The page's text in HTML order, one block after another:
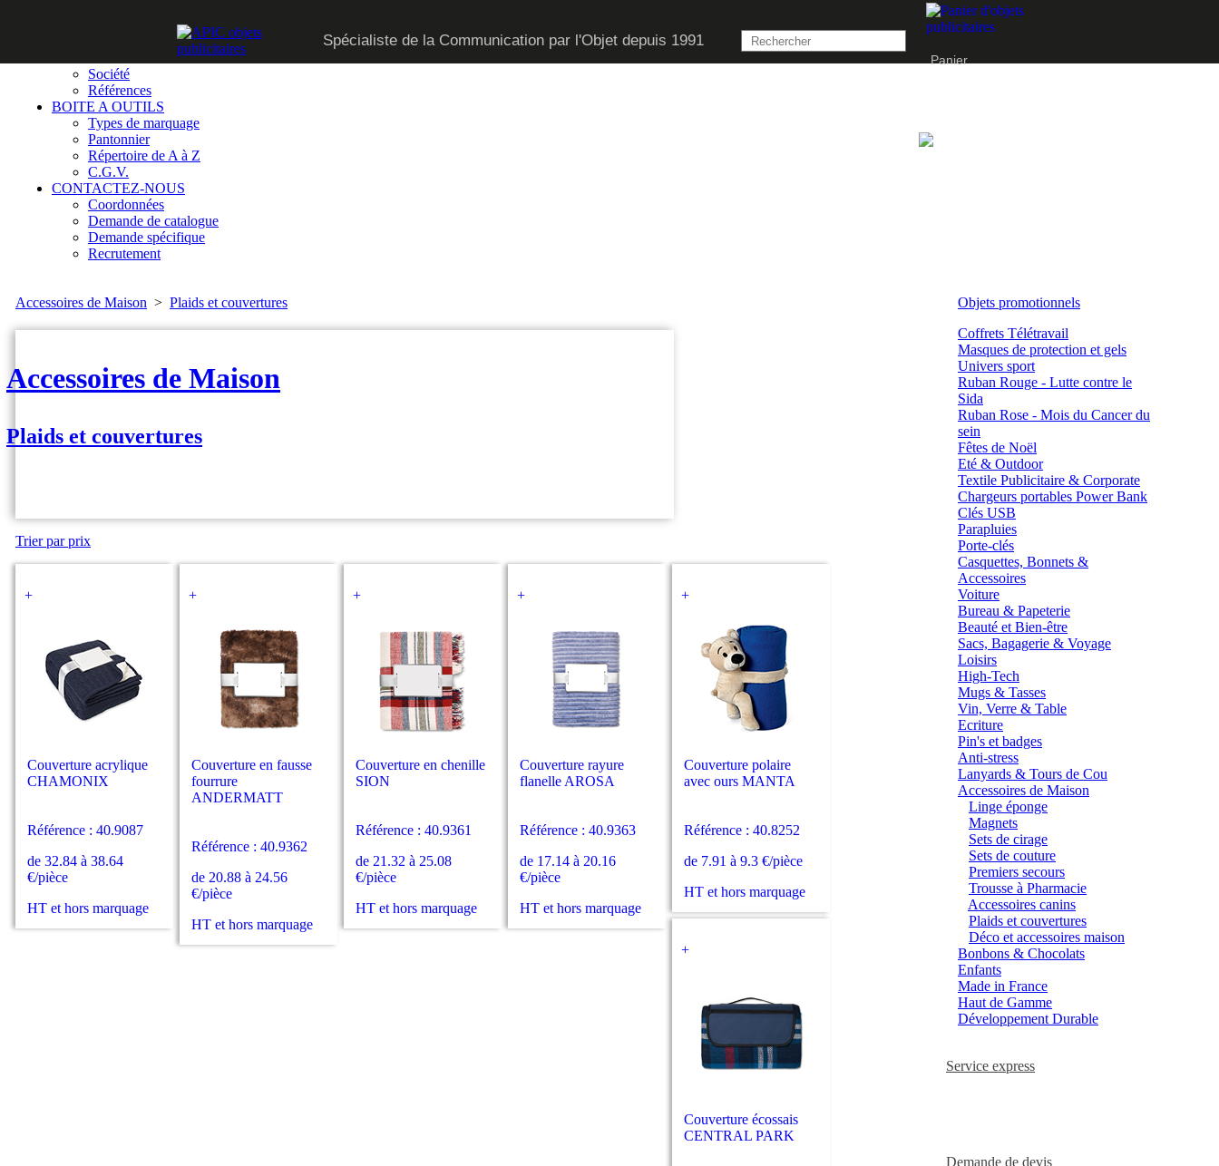
Spécialiste de la Communication par l'Objet depuis 1991
Panier
QUI SOMMES-NOUS
Société
Références
BOITE A OUTILS
Types de marquage
Pantonnier
Répertoire de A à Z
C.G.V.
CONTACTEZ-NOUS
Coordonnées
Demande de catalogue
Demande spécifique
Recrutement
Accessoires de Maison > Plaids et couvertures
Accessoires de Maison
Plaids et couvertures
Trier par prix
+
Couverture acrylique
CHAMONIX
Référence : 40.9087
de 32.84 à 38.64
€/pièce
HT et hors marquage
+
Couverture en fausse
fourrure
ANDERMATT
Référence : 40.9362
de 20.88 à 24.56
€/pièce
HT et hors marquage
+
Couverture en chenille
SION
Référence : 40.9361
de 21.32 à 25.08
€/pièce
HT et hors marquage
+
Couverture rayure
flanelle AROSA
Référence : 40.9363
de 17.14 à 20.16
€/pièce
HT et hors marquage
+
Couverture polaire
avec ours MANTA
Référence : 40.8252
de 7.91 à 9.3 €/pièce
HT et hors marquage
+
Couverture écossais
CENTRAL PARK
Objets promotionnels
Coffrets Télétravail
Masques de protection et gels
Univers sport
Ruban Rouge - Lutte contre le
Sida
Ruban Rose - Mois du Cancer du
sein
Fêtes de Noël
Eté & Outdoor
Textile Publicitaire & Corporate
Chargeurs portables Power Bank
Clés USB
Parapluies
Porte-clés
Casquettes, Bonnets &
Accessoires
Voiture
Bureau & Papeterie
Beauté et Bien-être
Sacs, Bagagerie & Voyage
Loisirs
High-Tech
Mugs & Tasses
Vin, Verre & Table
Ecriture
Pin's et badges
Anti-stress
Lanyards & Tours de Cou
Accessoires de Maison
Linge éponge
Magnets
Sets de cirage
Sets de couture
Premiers secours
Trousse à Pharmacie
Accessoires canins
Plaids et couvertures
Déco et accessoires maison
Bonbons & Chocolats
Enfants
Made in France
Haut de Gamme
Développement Durable
Service express
Demande de devis